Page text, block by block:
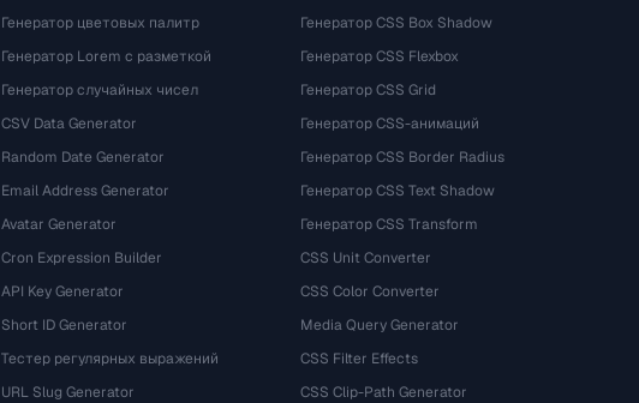
Генератор цветовых палитр
Генератор Lorem с разметкой
Генератор случайных чисел
CSV Data Generator
Random Date Generator
Email Address Generator
Avatar Generator
Cron Expression Builder
API Key Generator
Short ID Generator
Тестер регулярных выражений
URL Slug Generator
Генератор CSS Box Shadow
Генератор CSS Flexbox
Генератор CSS Grid
Генератор CSS-анимаций
Генератор CSS Border Radius
Генератор CSS Text Shadow
Генератор CSS Transform
CSS Unit Converter
CSS Color Converter
Media Query Generator
CSS Filter Effects
CSS Clip-Path Generator